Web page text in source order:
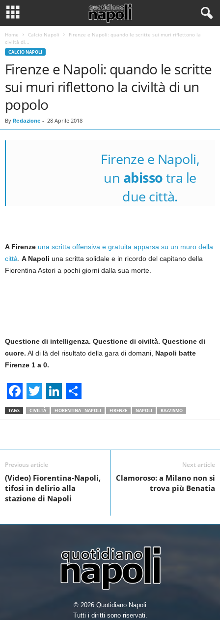
Home Calcio Napoli
Firenze e Napoli: quando le scritte sui muri riflettono la
civiltà di...
CALCIO NAPOLI
Firenze e Napoli: quando le scritte
sui muri riflettono la civiltà di un
popolo
By Redazione - 28 Aprile 2018
Firenze e Napoli,
un abissotra le
due città.
A Firenze una scritta offensiva e gratuita apparsa su un muro della
città A Napoli una scritta solidale e in ricordo del capitano della
Fiorentina Astori a pochi giorni dalla sua morte.
Questione di intelligenza. Questione di civiltà. Questione di
cuore. Al di là del risultato della gara di domani, Napoli batte
Firenze 1 a 0.
F
a
e
b
o
o
T
w
t
t
e
r
L
i
k
e
d
I
S
h
r
TAGS CIVILTÀ FIORENTINA - NAPOLI FIRENZE NAPOLI RAZZISMO
Previous article
(Video) Fiorentina-Napoli,
tifosi in delirio alla
stazione di Napoli
Next article
Clamoroso: a Milano non si
trova più Benatia
© 2026 Quotidiano Napoli
Tutti i diritti sono riservati.